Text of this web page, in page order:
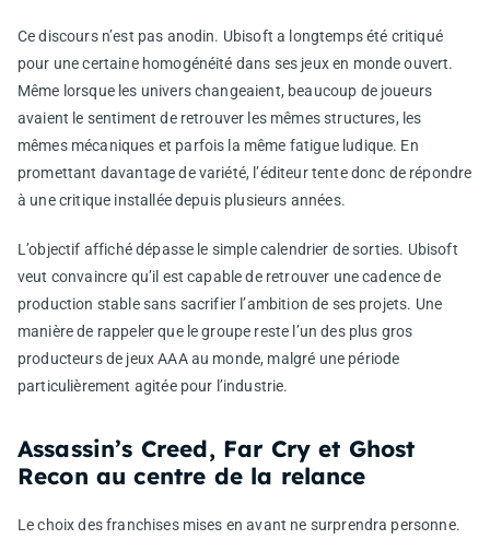
Ce discours n’est pas anodin. Ubisoft a longtemps été critiqué
pour une certaine homogénéité dans ses jeux en monde ouvert.
Même lorsque les univers changeaient, beaucoup de joueurs
avaient le sentiment de retrouver les mêmes structures, les
mêmes mécaniques et parfois la même fatigue ludique. En
promettant davantage de variété, l’éditeur tente donc de répondre
à une critique installée depuis plusieurs années.
L’objectif affiché dépasse le simple calendrier de sorties. Ubisoft
veut convaincre qu’il est capable de retrouver une cadence de
production stable sans sacrifier l’ambition de ses projets. Une
manière de rappeler que le groupe reste l’un des plus gros
producteurs de jeux AAA au monde, malgré une période
particulièrement agitée pour l’industrie.
Assassin’s Creed, Far Cry et Ghost
Recon au centre de la relance
Le choix des franchises mises en avant ne surprendra personne.